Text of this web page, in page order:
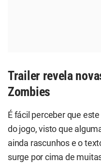
Trailer revela
Zombies
É fácil perceber que
do jogo, visto que
ainda rascunhos e o
surge por cima de